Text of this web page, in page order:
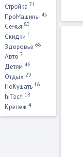
Стройка 71
ПроМашины 45
Семья 80
Скидки 1
Здоровье 68
Авто 2
Детям 46
Отдых 29
ПоКушать 16
hiTech 18
Крепеж 4